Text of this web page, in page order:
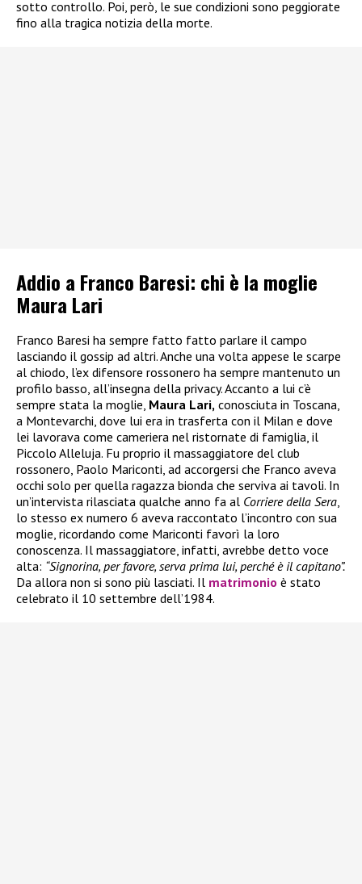
sotto controllo. Poi, però, le sue condizioni sono peggiorate
fino alla tragica notizia della morte.
Addio a Franco Baresi: chi è la moglie
Maura Lari
Franco Baresi ha sempre fatto fatto parlare il campo
lasciando il gossip ad altri. Anche una volta appese le scarpe
al chiodo, l’ex difensore rossonero ha sempre mantenuto un
profilo basso, all’insegna della privacy. Accanto a lui c’è
sempre stata la moglie, Maura Lari, conosciuta in Toscana,
a Montevarchi, dove lui era in trasferta con il Milan e dove
lei lavorava come cameriera nel ristornate di famiglia, il
Piccolo Alleluja. Fu proprio il massaggiatore del club
rossonero, Paolo Mariconti, ad accorgersi che Franco aveva
occhi solo per quella ragazza bionda che serviva ai tavoli. In
un’intervista rilasciata qualche anno fa al Corriere della Sera
lo stesso ex numero 6 aveva raccontato l’incontro con sua
moglie, ricordando come Mariconti favorì la loro
conoscenza. Il massaggiatore, infatti, avrebbe detto voce
alta: “Signorina, per favore, serva prima lui, perché è il capitano”.
Da allora non si sono più lasciati. Il matrimonio è stato
celebrato il 10 settembre dell’1984.